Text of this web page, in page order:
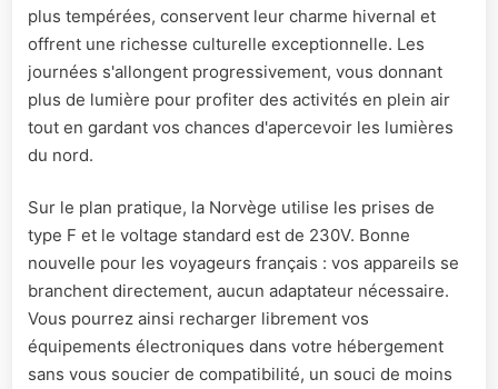
plus tempérées, conservent leur charme hivernal et
offrent une richesse culturelle exceptionnelle. Les
journées s'allongent progressivement, vous donnant
plus de lumière pour profiter des activités en plein air
tout en gardant vos chances d'apercevoir les lumières
du nord.
Sur le plan pratique, la Norvège utilise les prises de
type F et le voltage standard est de 230V. Bonne
nouvelle pour les voyageurs français : vos appareils se
branchent directement, aucun adaptateur nécessaire.
Vous pourrez ainsi recharger librement vos
équipements électroniques dans votre hébergement
sans vous soucier de compatibilité, un souci de moins